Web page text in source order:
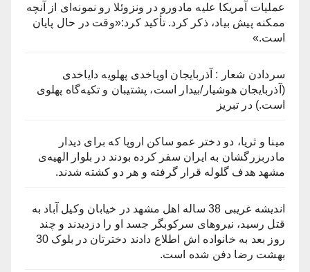
عملیات آمریکا علیه مادورو در ونزوئلا رو نمونه‌ای از آنچه
ممکنه پیش بیاد، ذکر کرد. تأکید کرد:«وقت در حال پایان
است.»
سردادن شعار : آذربایجان اویاخدی پهلویه دایاخدی
(آذربایجان هوشیار/بیدار است، پشتیبان و تکیه‌گاه پهلوی
است.) در تبریز
مینا و ثریا، دو دختر عمو ساکن ارو‌پا که برای دیدار
مادربزرگشان به ایران سفر کرده بودند در بلوار الهیه‌ی
مشهد هدف گلوله قرار گرفته و هر دو کشته شدند.
اندیشه غریبی 38 ساله اهل مشهد در خیابان وکیل آباد به
قتل رسید، نیروهای سرکوبگر جسد او را دزدیدند و چند
روز بعد به خانواده اش اطلاع دادند دخترتان در بلوک 30
بهشت رضا دفن شده است.